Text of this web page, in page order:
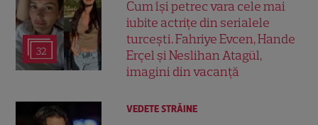
32
Cum își petrec vara cele mai
iubite actrițe din serialele
turcești. Fahriye Evcen, Hande
Erçel și Neslihan Atagül,
imagini din vacanță
VEDETE STRĂINE